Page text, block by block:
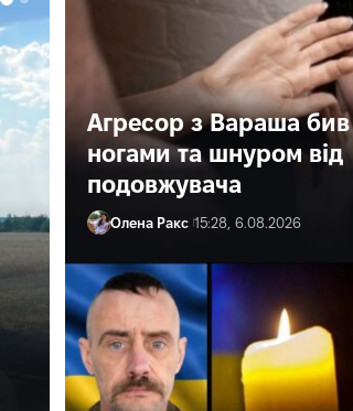
Агресор з Вараша
ногами та шнуром від
подовжувача
Олена Ракс 15:28, 6.08.2026